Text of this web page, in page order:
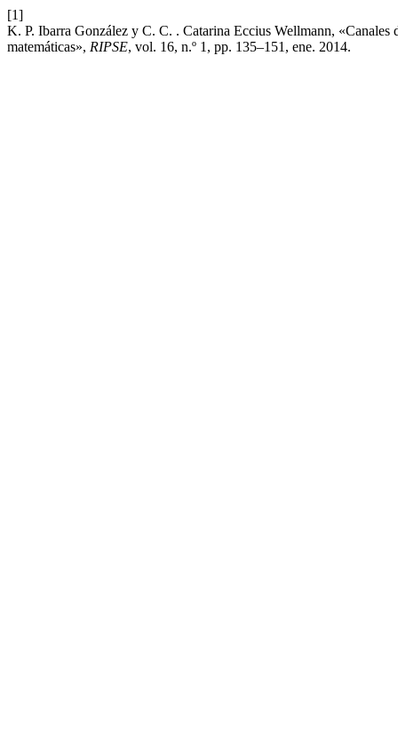
[1]
K. P. Ibarra González y C. C. . Catarina Eccius Wellmann,
matemáticas», RIPSE, vol. 16, n.º 1, pp. 135–151, ene. 2014.